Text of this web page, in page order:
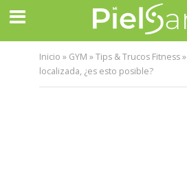
Inicio » GYM »Tips & Trucos Fitness»
localizada, ¿es esto posible?